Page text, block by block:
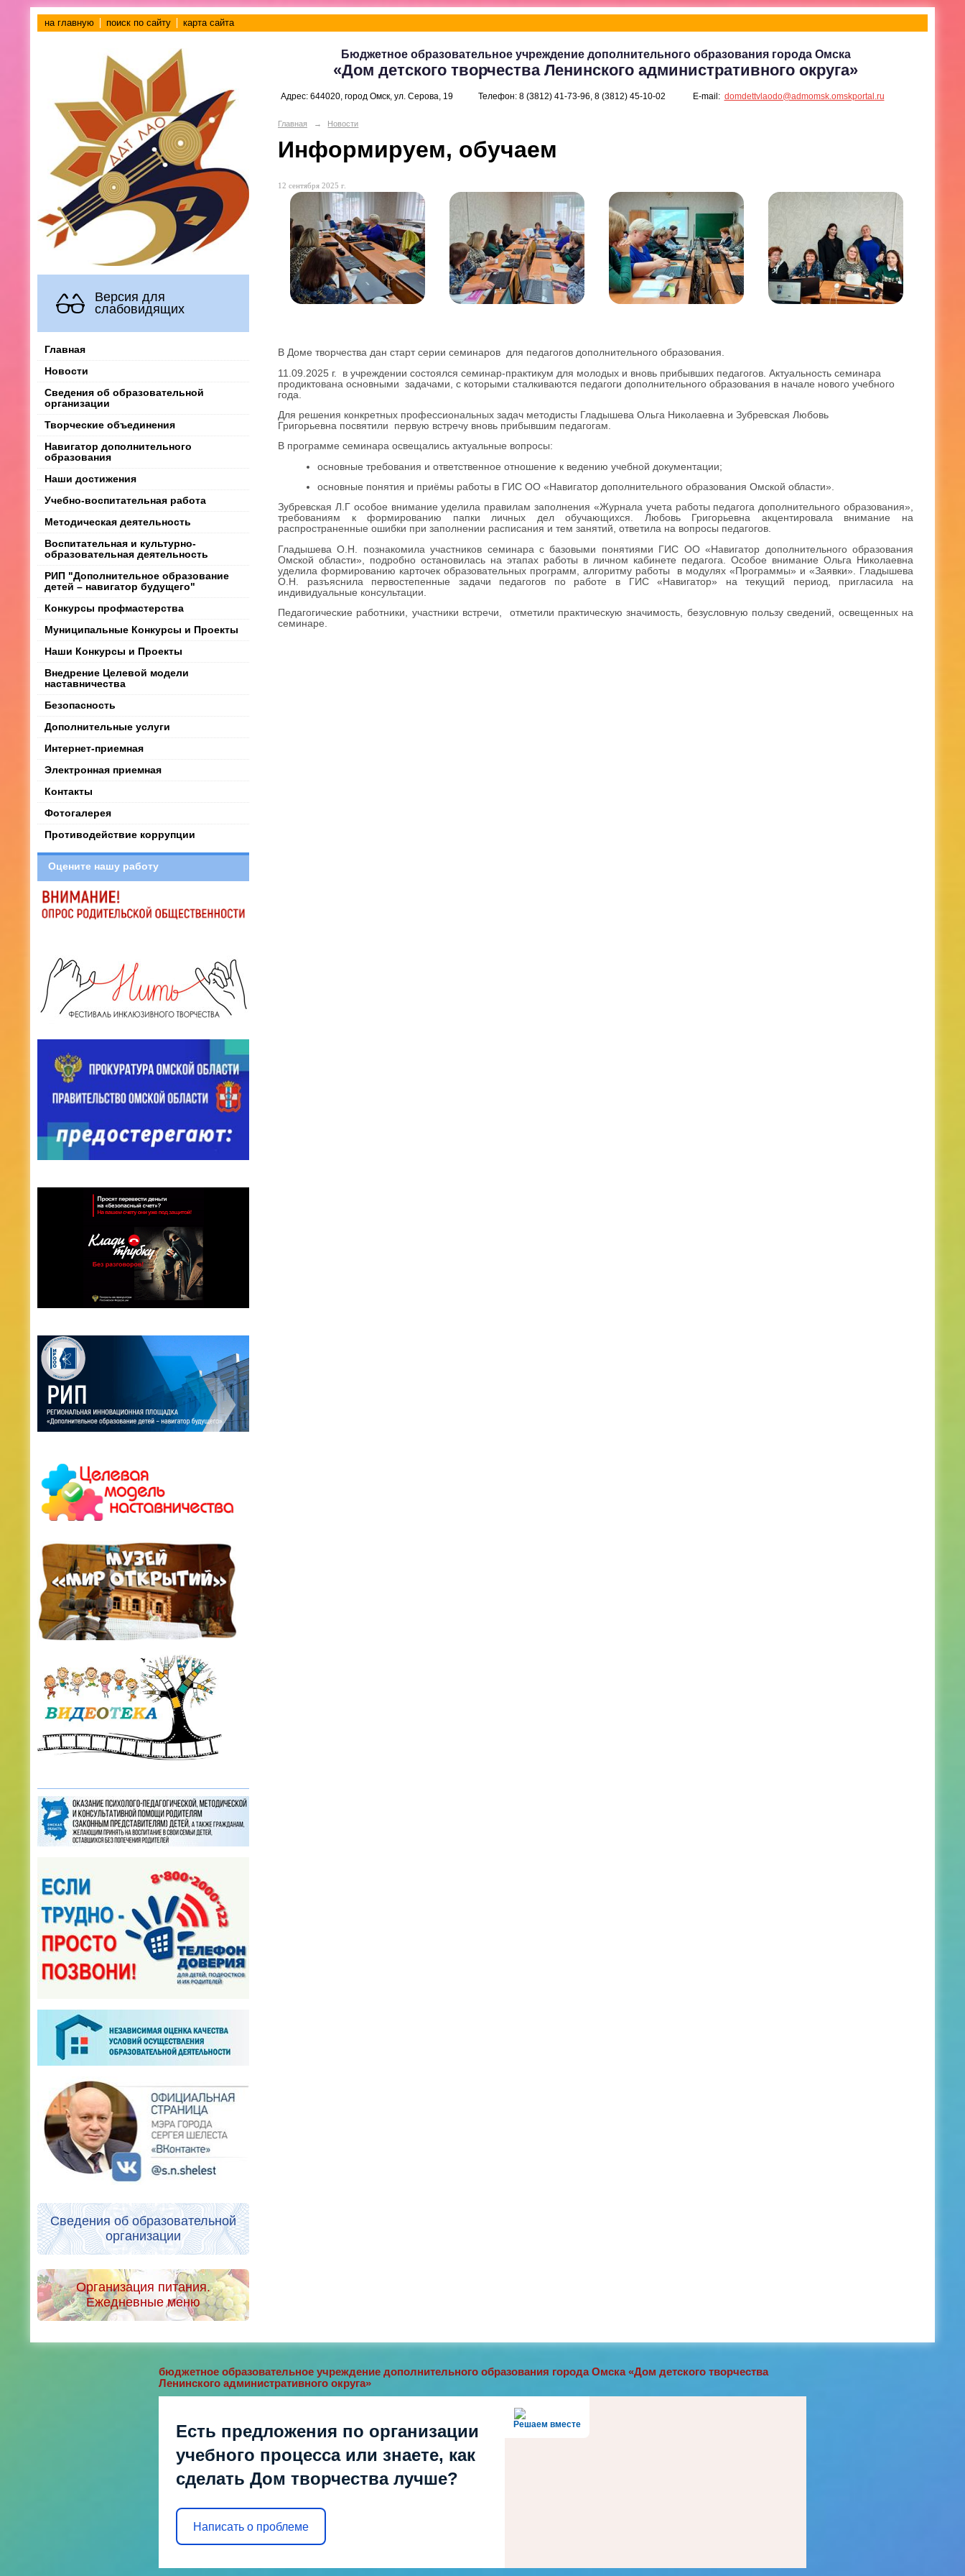
на главную поиск по сайту карта сайта
Версия для
слабовидящих
Главная
Новости
Сведения об образовательной
организации
Творческие объединения
Навигатор дополнительного
образования
Наши достижения
Учебно-воспитательная работа
Методическая деятельность
Воспитательная и культурно-
образовательная деятельность
РИП "Дополнительное образование
детей – навигатор будущего"
Конкурсы профмастерства
Муниципальные Конкурсы и Проекты
Наши Конкурсы и Проекты
Внедрение Целевой модели
наставничества
Безопасность
Дополнительные услуги
Интернет-приемная
Электронная приемная
Контакты
Фотогалерея
Противодействие коррупции
Оцените нашу работу
Сведения об образовательной
организации
Организация питания.
Ежедневные меню
Бюджетное образовательное учреждение дополнительного образования города Омска
«Дом детского творчества Ленинского административного округа»
Адрес: 644020, город Омск, ул. Серова, 19 Телефон: 8 (3812) 41-73-96, 8 (3812) 45-10-02 E-mail: domdettvlaodo@admomsk.omskportal.ru
Главная → Новости
Информируем, обучаем
12 сентября 2025 г.
В Доме творчества дан старт серии семинаров для педагогов дополнительного образования.
11.09.2025 г. в учреждении состоялся семинар-практикум для молодых и вновь прибывших педагогов. Актуальность семинара
продиктована основными задачами, с которыми сталкиваются педагоги дополнительного образования в начале нового учебного
года.
Для решения конкретных профессиональных задач методисты Гладышева Ольга Николаевна и Зубревская Любовь
Григорьевна посвятили первую встречу вновь прибывшим педагогам.
В программе семинара освещались актуальные вопросы:
основные требования и ответственное отношение к ведению учебной документации;
основные понятия и приёмы работы в ГИС ОО «Навигатор дополнительного образования Омской области».
Зубревская Л.Г особое внимание уделила правилам заполнения «Журнала учета работы педагога дополнительного образования»,
требованиям к формированию папки личных дел обучающихся. Любовь Григорьевна акцентировала внимание на
распространенные ошибки при заполнении расписания и тем занятий, ответила на вопросы педагогов.
Гладышева О.Н. познакомила участников семинара с базовыми понятиями ГИС ОО «Навигатор дополнительного образования
Омской области», подробно остановилась на этапах работы в личном кабинете педагога. Особое внимание Ольга Николаевна
уделила формированию карточек образовательных программ, алгоритму работы в модулях «Программы» и «Заявки». Гладышева
О.Н. разъяснила первостепенные задачи педагогов по работе в ГИС «Навигатор» на текущий период, пригласила на
индивидуальные консультации.
Педагогические работники, участники встречи, отметили практическую значимость, безусловную пользу сведений, освещенных на
семинаре.
бюджетное образовательное учреждение дополнительного образования города Омска «Дом детского творчества
Ленинского административного округа»
Решаем вместе
Есть предложения по организации
учебного процесса или знаете, как
сделать Дом творчества лучше?
Написать о проблеме